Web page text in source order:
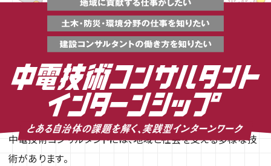
土木、建築、電気、情報、地質、環境、解析。
中電技術コンサルタントには、地域と社会を支える多様な技
術があります。